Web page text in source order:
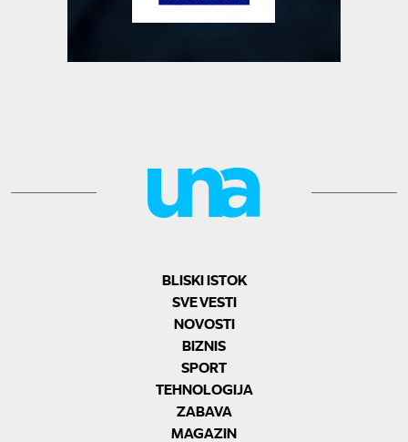
BLISKI ISTOK
SVE VESTI
NOVOSTI
BIZNIS
SPORT
TEHNOLOGIJA
ZABAVA
MAGAZIN